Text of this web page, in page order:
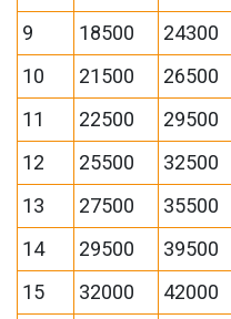
9
18500 24300
10
21500 26500
11
22500 29500
12
25500 32500
13
27500 35500
14
29500 39500
15
32000 42000